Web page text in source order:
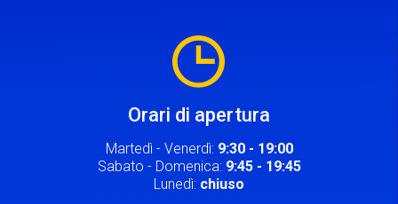
Orari di apertura
Martedì - Venerdì: 9:30 - 19:00
Sabato - Domenica: 9:45 - 19:45
Lunedì: chiuso